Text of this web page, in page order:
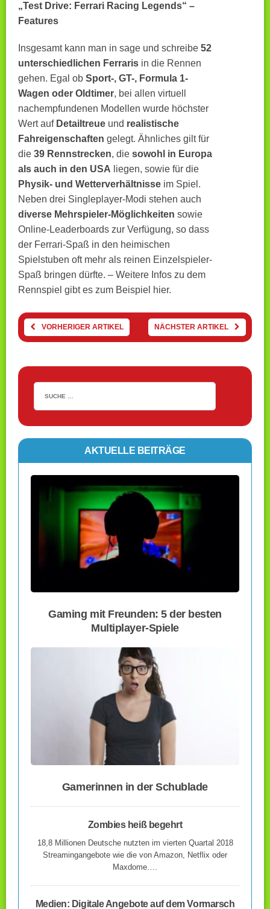
„Test Drive: Ferrari Racing Legends“ –
Features
Insgesamt kann man in sage und schreibe 52
unterschiedlichen Ferraris in die Rennen
gehen. Egal ob Sport-, GT-, Formula 1-
Wagen oder Oldtimer, bei allen virtuell
nachempfundenen Modellen wurde höchster
Wert auf Detailtreue und realistische
Fahreigenschaften gelegt. Ähnliches gilt für
die 39 Rennstrecken, die sowohl in Europa
als auch in den USA liegen, sowie für die
Physik- und Wetterverhältnisse im Spiel.
Neben drei Singleplayer-Modi stehen auch
diverse Mehrspieler-Möglichkeiten sowie
Online-Leaderboards zur Verfügung, so dass
der Ferrari-Spaß in den heimischen
Spielstuben oft mehr als reinen Einzelspieler-
Spaß bringen dürfte. – Weitere Infos zu dem
Rennspiel gibt es zum Beispiel hier.
VORHERIGER ARTIKEL NÄCHSTER ARTIKEL
AKTUELLE BEITRÄGE
Gaming mit Freunden: 5 der besten
Multiplayer-Spiele
Gamerinnen in der Schublade
Zombies heiß begehrt
18,8 Millionen Deutsche nutzten im vierten Quartal 2018
Streamingangebote wie die von Amazon, Netflix oder
Maxdome….
Medien: Digitale Angebote auf dem Vormarsch